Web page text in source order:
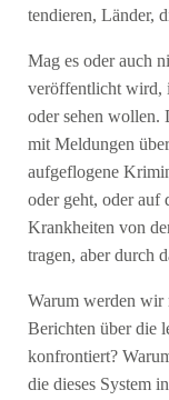
tendieren, Länder,
Mag es oder auch
veröffentlicht wird,
oder sehen wollen.
mit Meldungen
aufgeflogene
oder geht, oder auf
Krankheiten von
tragen, aber durch
Warum werden
Berichten über die
konfrontiert?
die dieses System